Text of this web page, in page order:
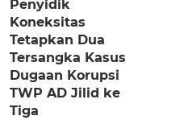
Penyidik
Koneksitas
Tetapkan Dua
Tersangka Kasus
Dugaan Korupsi
TWP AD Jilid ke
Tiga